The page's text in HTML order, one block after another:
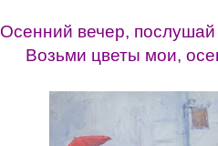
Осенний вечер,
Возьми цветы мои,